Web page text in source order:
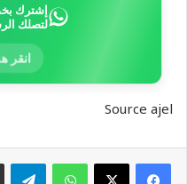
إشترك
لتصلك
انقر
Source ajel
واتساب